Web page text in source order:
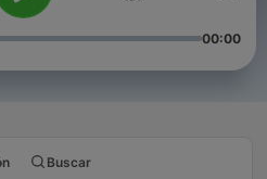
00:00
Buscar